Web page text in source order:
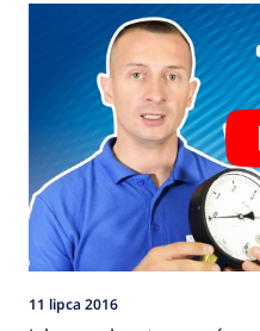
11 lipca 2016